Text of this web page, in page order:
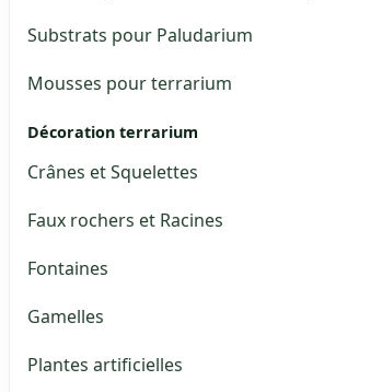
Substrats pour Paludarium
Mousses pour terrarium
Décoration terrarium
Crânes et Squelettes
Faux rochers et Racines
Fontaines
Gamelles
Plantes artificielles